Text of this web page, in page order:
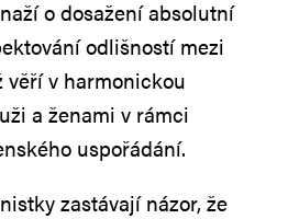
o dosažení absolutní
odlišností mezi
v harmonickou
a ženami v rámci
uspořádání.
zastávají názor, že